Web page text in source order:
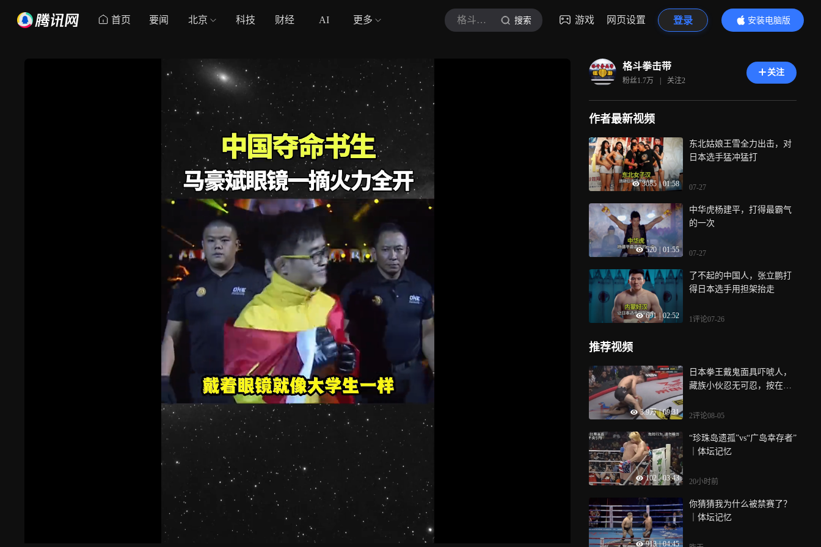
首页 要闻 北京 科技 财经 AI 更多 格斗拳击带 搜索 游戏 网页设置 登录
安装电脑版
内容更精彩
格斗拳击带
粉丝1.7万 | 关注2
关注
作者最新视频
3085 | 01:58
东北姑娘王雪全力出击，对
日本选手猛冲猛打
07-27
520 01:55
中华虎杨建平，打得最霸气
的一次
07-27
691 02:52
了不起的中国人，张立鹏打
得日本选手用担架抬走
1评论07-26
推荐视频
3.9万 | 09:31
日本拳王戴鬼面具吓唬人，
藏族小伙忍无可忍，按在地
2评论08-05
102 | 03:43
“珍珠岛遗孤”vs“广岛幸存者”
｜体坛记忆
20小时前
913 | 04:45
你猜猜我为什么被禁赛了？
｜体坛记忆